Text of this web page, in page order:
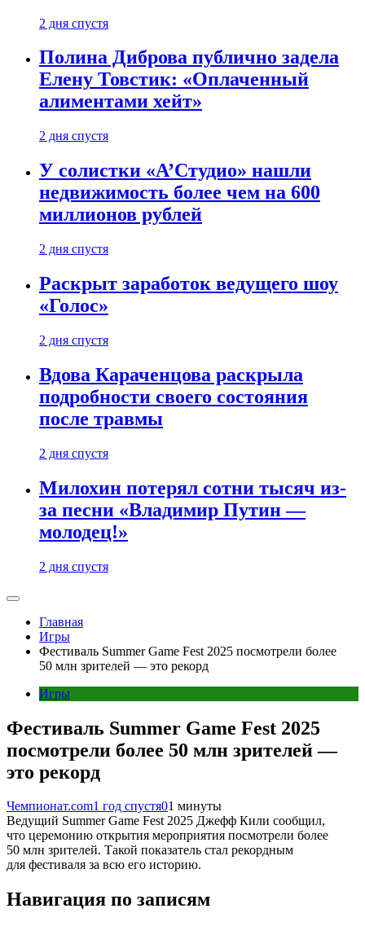
2 дня спустя
Полина Диброва публично задела
Елену Товстик: «Оплаченный
алиментами хейт»
2 дня спустя
У солистки «А’Студио» нашли
недвижимость более чем на 600
миллионов рублей
2 дня спустя
Раскрыт заработок ведущего шоу
«Голос»
2 дня спустя
Вдова Караченцова раскрыла
подробности своего состояния
после травмы
2 дня спустя
Милохин потерял сотни тысяч из-
за песни «Владимир Путин —
молодец!»
2 дня спустя
Главная
Игры
Фестиваль Summer Game Fest 2025 посмотрели более
50 млн зрителей — это рекорд
Игры
Фестиваль Summer Game Fest 2025
посмотрели более 50 млн зрителей —
это рекорд
Чемпионат.com1 год спустя01 минуты
Ведущий Summer Game Fest 2025 Джефф Кили сообщил,
что церемонию открытия мероприятия посмотрели более
50 млн зрителей. Такой показатель стал рекордным
для фестиваля за всю его историю.
Навигация по записям